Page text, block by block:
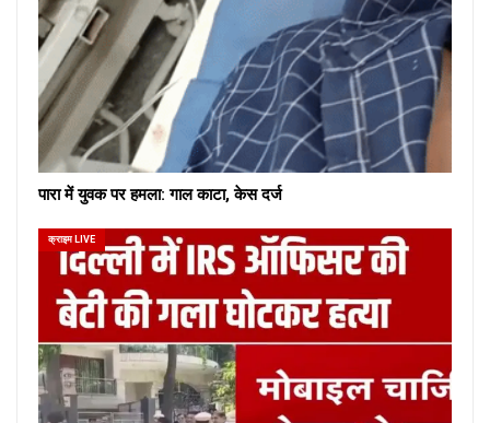
पारा में युवक पर हमला: गाल काटा, केस दर्ज
क्राइम LIVE